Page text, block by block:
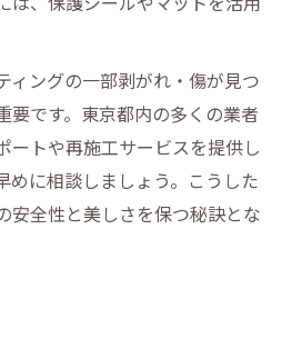
ィングの一部剥がれ・傷が見つ
要です。東京都内の多くの業者
ートや再施工サービスを提供し
めに相談しましょう。こうした
安全性と美しさを保つ秘訣とな